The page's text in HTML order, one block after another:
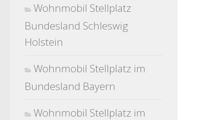
Wohnmobil Stellplatz
Bundesland Schleswig
Holstein
Wohnmobil Stellplatz im
Bundesland Bayern
Wohnmobil Stellplatz im